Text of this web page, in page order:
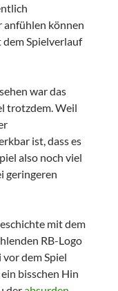
anfühlen können
Spielverlauf
war das
trotzdem. Weil
ist, dass es
also noch viel
geringeren
mit dem
RB-Logo
vor dem Spiel
bisschen Hin